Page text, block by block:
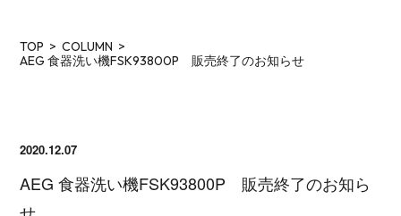
MAINTENANCE
WORKS
RECRUIT
ショールームのご予約、プラン作成、お見積のご依頼、その他各
TOP
COLUMN
AEG 食器洗い機FSK93800P 販売終了のお知らせ
2020.12.07
AEG 食器洗い機FSK93800P 販売終了のお知ら